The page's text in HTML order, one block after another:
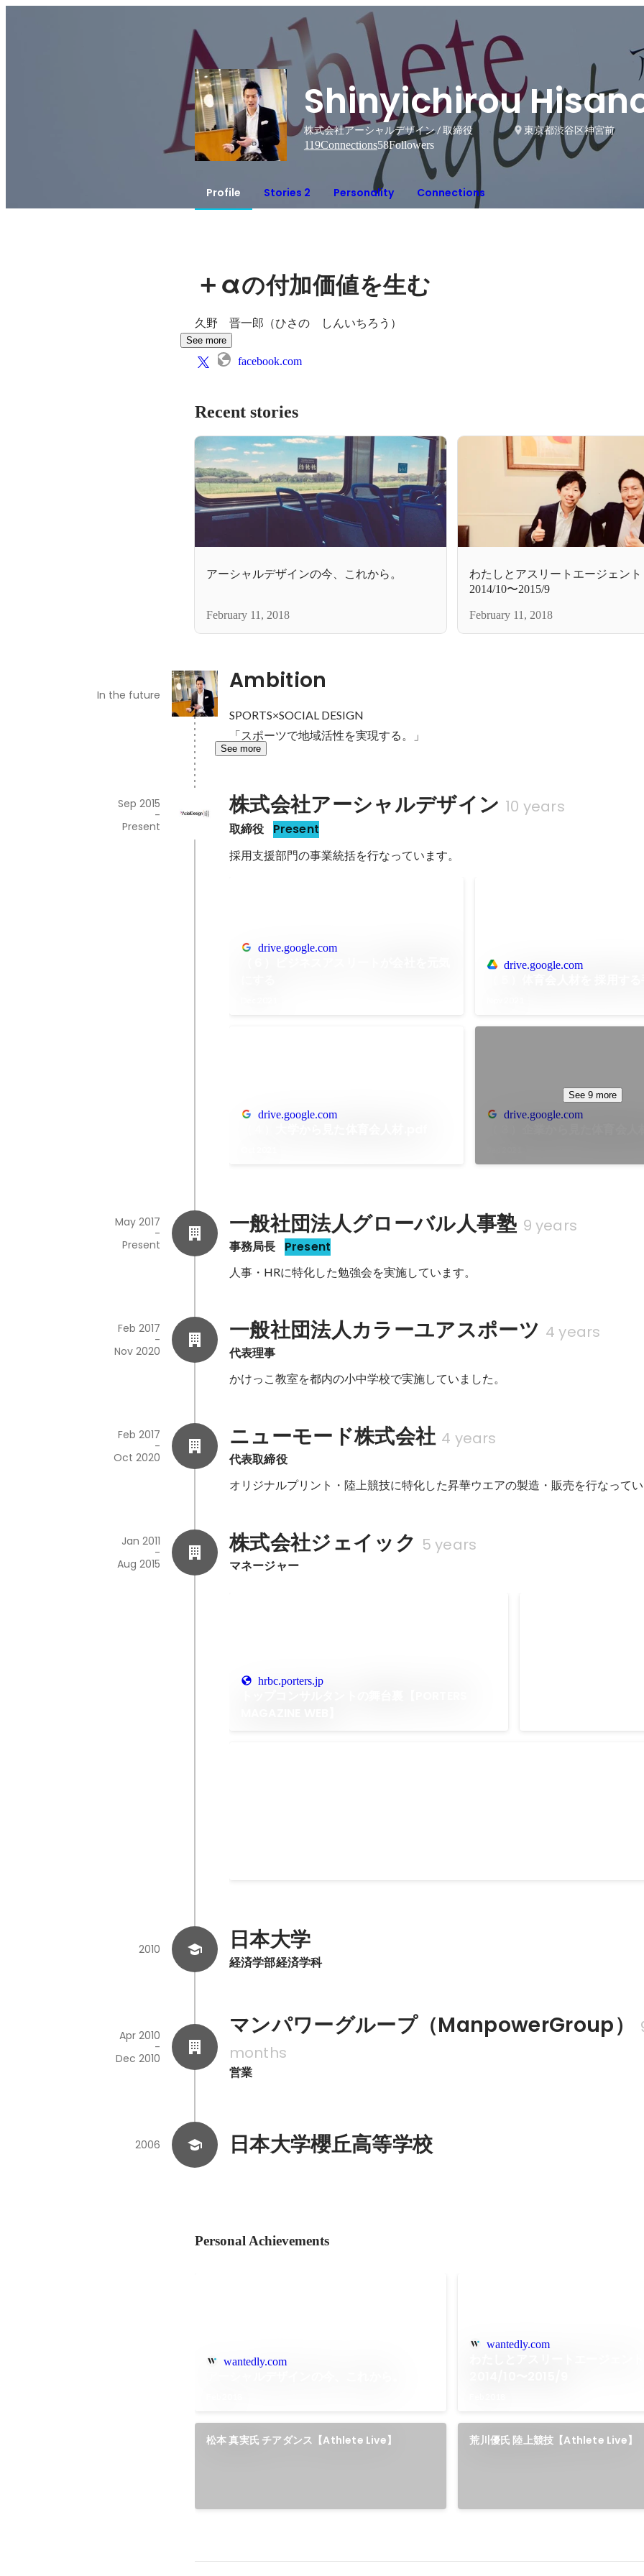
Shinyichirou
株式会社アーシャルデザイン / 取締役
東京都渋谷区神宮前
119Connections58Followers
Profile Stories 2 Personality Connections
＋αの付加価値を生む
久野　晋一郎（ひさの　しんいちろう）
See more
facebook.com
Recent stories
アーシャルデザインの今、これから。
February 11, 2018
わたしとアスリートエージェン
2014/10〜2015/9
February 11, 2018
Ambition
In the future
SPORTS×SOCIAL DESIGN
「スポーツで地域活性を実現する。」
See more
株式会社アーシャルデザイン 10 years
取締役 Present
Sep 2015
-
Present
採用支援部門の事業統括を行なっています。
drive.google.com
drive.google.com
drive.google.com drive.google.com
See 9 more
一般社団法人グローバル人事塾 9 years
事務局長 Present
May 2017
-
Present
人事・HRに特化した勉強会を実施しています。
一般社団法人カラーユアスポーツ 4 years
代表理事
Feb 2017
-
Nov 2020
かけっこ教室を都内の小中学校で実施していました。
ニューモード株式会社 4 years
代表取締役
Feb 2017
-
Oct 2020
オリジナルプリント・陸上競技に特化した昇華ウエアの製造・販売を行なって
株式会社ジェイック 5 years
マネージャー
Jan 2011
-
Aug 2015
hrbc.porters.jp
日本大学
経済学部経済学科
2010
マンパワーグループ（ManpowerGroup）
months
営業
Apr 2010
-
Dec 2010
日本大学櫻丘高等学校
2006
Personal Achievements
wantedly.com
wantedly.com
松本 真実氏 チアダンス【Athlete Live】 荒川優氏 陸上競技【Athlete Live】